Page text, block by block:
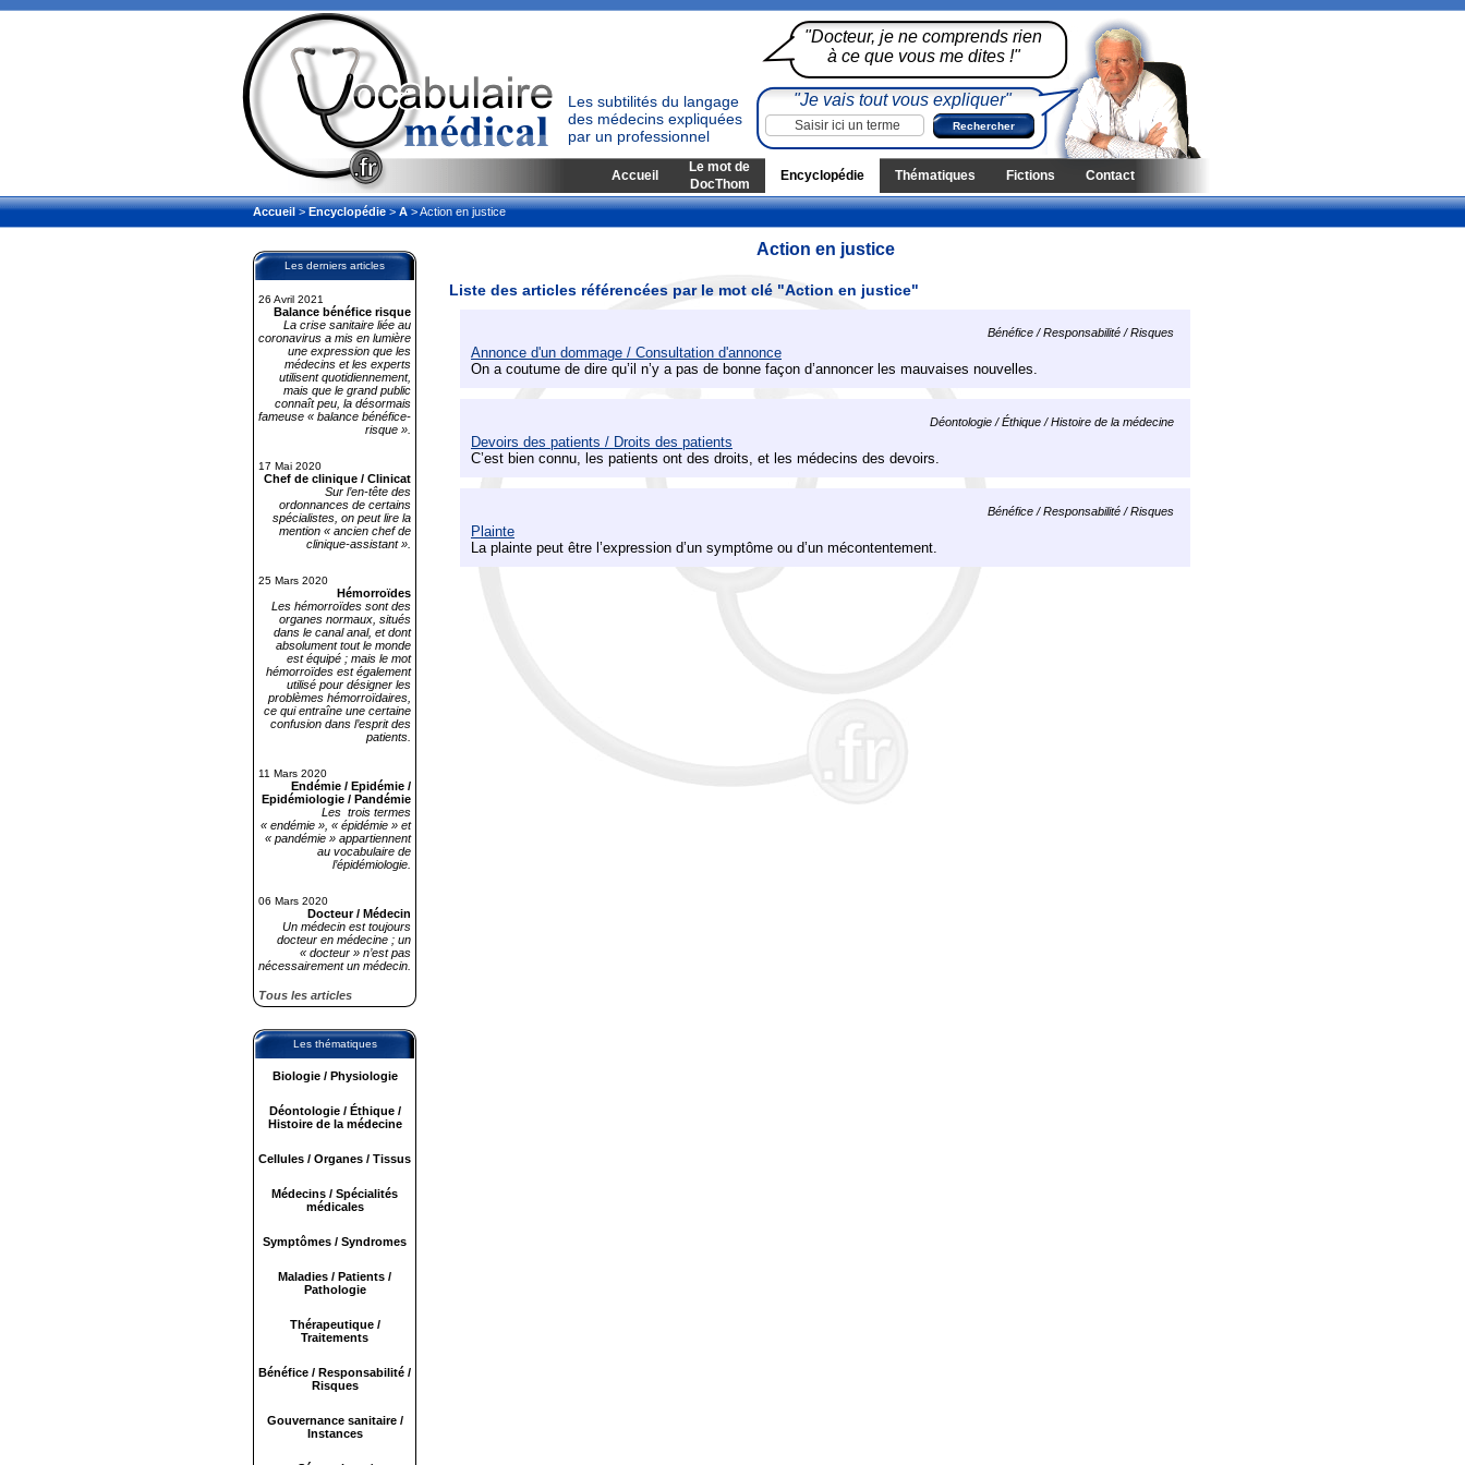
Les subtilités du langage
des médecins expliquées
par un professionnel
"Docteur, je ne comprends rien
à ce que vous me dites !"
"Je vais tout vous expliquer"
Accueil
Le mot de
DocThom
Encyclopédie Thématiques Fictions Contact
Accueil>Encyclopédie>A> Action en justice
Les derniers articles
26 Avril 2021
Balance bénéfice risque
La crise sanitaire liée au
coronavirus a mis en lumière
une expression que les
médecins et les experts
utilisent quotidiennement,
mais que le grand public
connaît peu, la désormais
fameuse « balance bénéfice-
risque ».
17 Mai 2020
Chef de clinique / Clinicat
Sur l’en-tête des
ordonnances de certains
spécialistes, on peut lire la
mention « ancien chef de
clinique-assistant ».
25 Mars 2020
Hémorroïdes
Les hémorroïdes sont des
organes normaux, situés
dans le canal anal, et dont
absolument tout le monde
est équipé ; mais le mot
hémorroïdes est également
utilisé pour désigner les
problèmes hémorroïdaires,
ce qui entraîne une certaine
confusion dans l’esprit des
patients.
11 Mars 2020
Endémie / Epidémie /
Epidémiologie / Pandémie
Les trois termes
« endémie », « épidémie » et
« pandémie » appartiennent
au vocabulaire de
l’épidémiologie.
06 Mars 2020
Docteur / Médecin
Un médecin est toujours
docteur en médecine ; un
« docteur » n’est pas
nécessairement un médecin.
Tous les articles
Les thématiques
Biologie / Physiologie
Déontologie / Éthique /
Histoire de la médecine
Cellules / Organes / Tissus
Médecins / Spécialités
médicales
Symptômes / Syndromes
Maladies / Patients /
Pathologie
Thérapeutique /
Traitements
Bénéfice / Responsabilité /
Risques
Gouvernance sanitaire /
Instances
Action en justice
Liste des articles référencées par le mot clé "Action en justice"
Bénéfice / Responsabilité / Risques
Annonce d'un dommage / Consultation d'annonce
On a coutume de dire qu’il n’y a pas de bonne façon d’annoncer les mauvaises nouvelles.
Déontologie / Éthique / Histoire de la médecine
Devoirs des patients / Droits des patients
C’est bien connu, les patients ont des droits, et les médecins des devoirs.
Bénéfice / Responsabilité / Risques
Plainte
La plainte peut être l’expression d’un symptôme ou d’un mécontentement.